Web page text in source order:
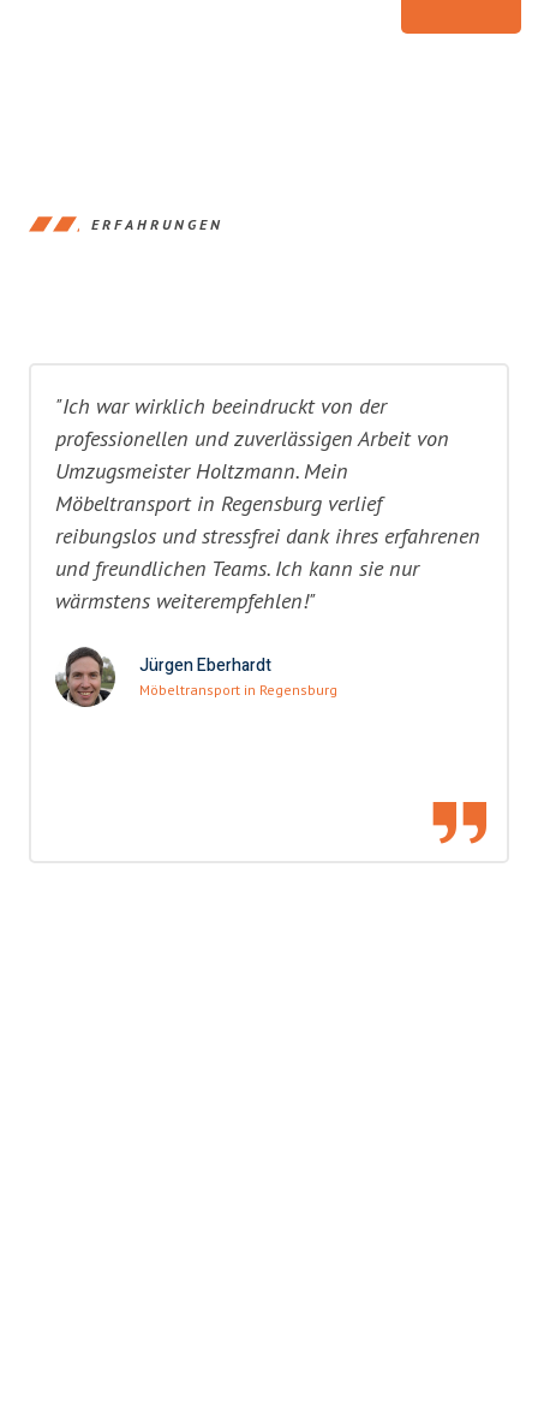
ERFAHRUNGEN
"Ich war wirklich beeindruckt von der
professionellen und zuverlässigen Arbeit von
Umzugsmeister Holtzmann. Mein
Möbeltransport in Regensburg verlief
reibungslos und stressfrei dank ihres erfahrenen
und freundlichen Teams. Ich kann sie nur
wärmstens weiterempfehlen!"
Jürgen Eberhardt
Möbeltransport in Regensburg